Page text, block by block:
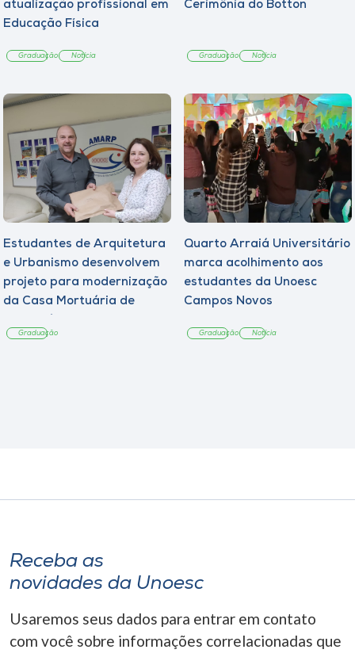
atualização profissional em
Educação Física
Graduação Notícia
Cerimônia do Botton
Graduação Notícia
Estudantes de Arquitetura
e Urbanismo desenvolvem
projeto para modernização
da Casa Mortuária de
Graduação
Quarto Arraiá Universitário
marca acolhimento aos
estudantes da Unoesc
Campos Novos
Graduação Notícia
Receba as
novidades da Unoesc
Usaremos seus dados para entrar em contato
com você sobre informações correlacionadas que